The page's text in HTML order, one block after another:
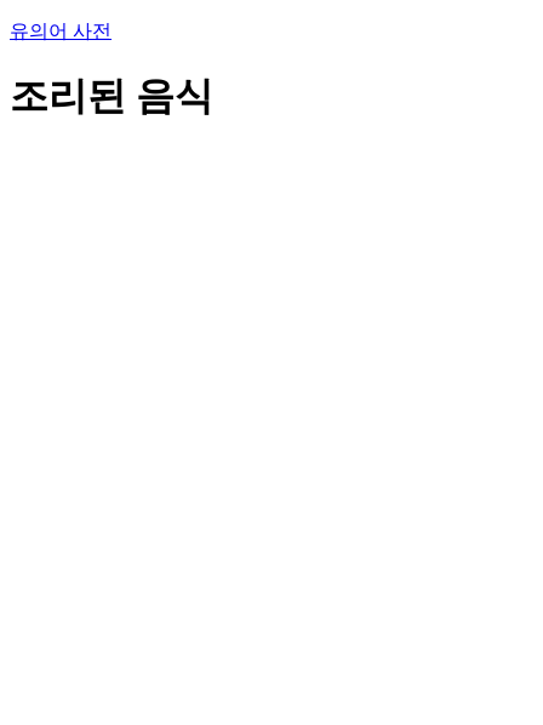
유의어 사전
조리된 음식